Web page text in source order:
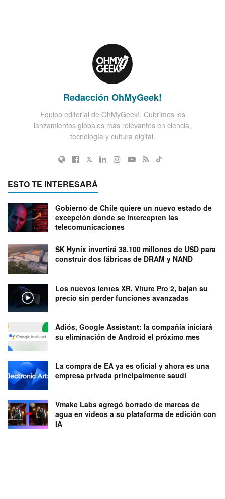
Redacción OhMyGeek!
Equipo editorial de OhMyGeek!. Cubrimos los
lanzamientos globales más relevantes en ciencia,
tecnología y cultura digital.
ESTO TE INTERESARÁ
Gobierno de Chile quiere un nuevo estado de
excepción donde se intercepten las
telecomunicaciones
SK Hynix invertirá 38.100 millones de USD para
construir dos fábricas de DRAM y NAND
Los nuevos lentes XR, Viture Pro 2, bajan su
precio sin perder funciones avanzadas
Adiós, Google Assistant: la compañía iniciará
su eliminación de Android el próximo mes
La compra de EA ya es oficial y ahora es una
empresa privada principalmente saudí
Vmake Labs agregó borrado de marcas de
agua en videos a su plataforma de edición con
IA